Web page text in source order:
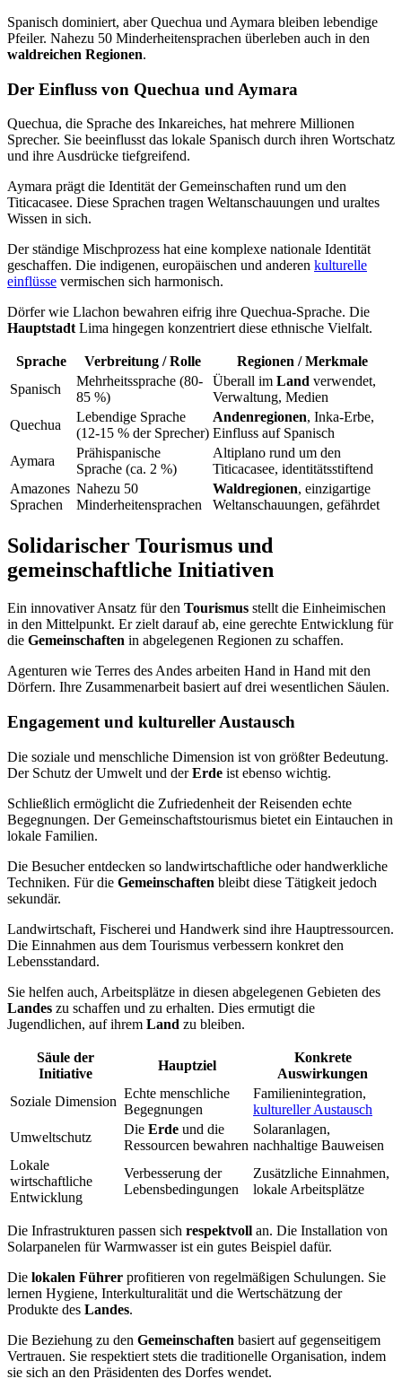
Spanisch dominiert, aber Quechua und Aymara bleiben lebendige
Pfeiler. Nahezu 50 Minderheitensprachen überleben auch in den
waldreichen Regionen.
Der Einfluss von Quechua und Aymara
Quechua, die Sprache des Inkareiches, hat mehrere Millionen
Sprecher. Sie beeinflusst das lokale Spanisch durch ihren Wortschatz
und ihre Ausdrücke tiefgreifend.
Aymara prägt die Identität der Gemeinschaften rund um den
Titicacasee. Diese Sprachen tragen Weltanschauungen und uraltes
Wissen in sich.
Der ständige Mischprozess hat eine komplexe nationale Identität
geschaffen. Die indigenen, europäischen und anderen kulturelle
einflüsse vermischen sich harmonisch.
Dörfer wie Llachon bewahren eifrig ihre Quechua-Sprache. Die
HauptstadtLima hingegen konzentriert diese ethnische Vielfalt.
Sprache Verbreitung / Rolle
Regionen / Merkmale
Spanisch
Mehrheitssprache (80-
85 %)
Überall im Land verwendet,
Verwaltung, Medien
Quechua
Lebendige Sprache
(12-15 % der Sprecher)
Andenregionen, Inka-Erbe,
Einfluss auf Spanisch
Aymara
Prähispanische
Sprache (ca. 2 %)
Altiplano rund um den
Titicacasee, identitätsstiftend
Amazones
Sprachen
Nahezu 50
Minderheitensprachen
Waldregionen, einzigartige
Weltanschauungen, gefährdet
Solidarischer Tourismus und
gemeinschaftliche Initiativen
Ein innovativer Ansatz für den Tourismus stellt die Einheimischen
in den Mittelpunkt. Er zielt darauf ab, eine gerechte Entwicklung für
die Gemeinschaften in abgelegenen Regionen zu schaffen.
Agenturen wie Terres des Andes arbeiten Hand in Hand mit den
Dörfern. Ihre Zusammenarbeit basiert auf drei wesentlichen Säulen.
Engagement und kultureller Austausch
Die soziale und menschliche Dimension ist von größter Bedeutung.
Der Schutz der Umwelt und derErde ist ebenso wichtig.
Schließlich ermöglicht die Zufriedenheit der Reisenden echte
Begegnungen. Der Gemeinschaftstourismus bietet ein Eintauchen in
lokale Familien.
Die Besucher entdecken so landwirtschaftliche oder handwerkliche
Techniken. Für die Gemeinschaften bleibt diese Tätigkeit jedoch
sekundär.
Landwirtschaft, Fischerei und Handwerk sind ihre Hauptressourcen.
Die Einnahmen aus dem Tourismus verbessern konkret den
Lebensstandard.
Sie helfen auch, Arbeitsplätze in diesen abgelegenen Gebieten des
Landes zu schaffen und zu erhalten. Dies ermutigt die
Jugendlichen, auf ihrem Land zu bleiben.
Säule der
Initiative
Hauptziel
Konkrete
Auswirkungen
Soziale Dimension
Echte menschliche
Begegnungen
Familienintegration,
kultureller Austausch
Umweltschutz
Die Erde und die
Ressourcen bewahren
Solaranlagen,
nachhaltige Bauweisen
Lokale
wirtschaftliche
Entwicklung
Verbesserung der
Lebensbedingungen
Zusätzliche Einnahmen,
lokale Arbeitsplätze
Die Infrastrukturen passen sich respektvoll an. Die Installation von
Solarpanelen für Warmwasser ist ein gutes Beispiel dafür.
Die lokalen Führer profitieren von regelmäßigen Schulungen. Sie
lernen Hygiene, Interkulturalität und die Wertschätzung der
Produkte des Landes.
Die Beziehung zu den Gemeinschaften basiert auf gegenseitigem
Vertrauen. Sie respektiert stets die traditionelle Organisation, indem
sie sich an den Präsidenten des Dorfes wendet.